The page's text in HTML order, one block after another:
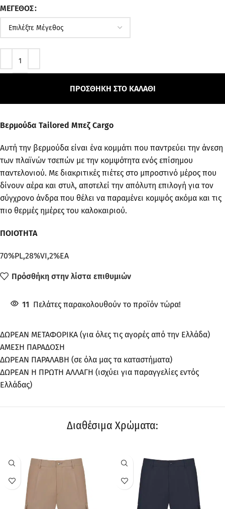
ΜΈΓΕΘΟΣ
ΠΡΟΣΘΉΚΗ ΣΤΟ ΚΑΛΆΘΙ
Βερμούδα Tailored Μπεζ Cargo
Αυτή την βερμούδα είναι ένα κομμάτι που παντρεύει την άνεση
των πλαϊνών τσεπών με την κομψότητα ενός επίσημου
παντελονιού. Με διακριτικές πιέτες στο μπροστινό μέρος που
δίνουν αέρα και στυλ, αποτελεί την απόλυτη επιλογή για τον
σύγχρονο άνδρα που θέλει να παραμένει κομψός ακόμα και τις
πιο θερμές ημέρες του καλοκαιριού.
ΠΟΙΟΤΗΤΑ
70%PL,28%VI,2%EA
Πρόσθήκη στην λίστα επιθυμιών
11 Πελάτες παρακολουθούν το προϊόν τώρα!
ΔΩΡΕΑΝ ΜΕΤΑΦΟΡΙΚΑ (για όλες τις αγορές από την Ελλάδα)
ΑΜΕΣΗ ΠΑΡΑΔΟΣΗ
ΔΩΡΕΑΝ ΠΑΡΑΛΑΒΗ (σε όλα μας τα καταστήματα)
ΔΩΡΕΑΝ Η ΠΡΩΤΗ ΑΛΛΑΓΗ (ισχύει για παραγγελίες εντός
Ελλάδας)
Διαθέσιμα Χρώματα:
ΠΡΟΣΦΟΡΆ ΠΡΟΣΦΟΡΆ